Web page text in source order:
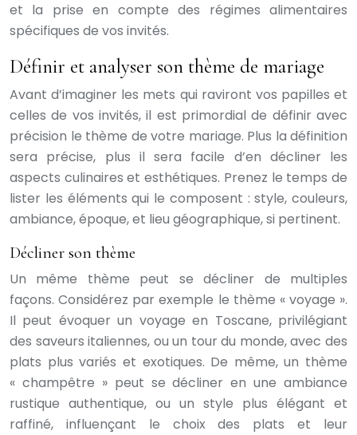
et la prise en compte des régimes alimentaires
spécifiques de vos invités.
Définir et analyser son thème de mariage
Avant d’imaginer les mets qui raviront vos papilles et
celles de vos invités, il est primordial de définir avec
précision le thème de votre mariage. Plus la définition
sera précise, plus il sera facile d’en décliner les
aspects culinaires et esthétiques. Prenez le temps de
lister les éléments qui le composent : style, couleurs,
ambiance, époque, et lieu géographique, si pertinent.
Décliner son thème
Un même thème peut se décliner de multiples
façons. Considérez par exemple le thème « voyage ».
Il peut évoquer un voyage en Toscane, privilégiant
des saveurs italiennes, ou un tour du monde, avec des
plats plus variés et exotiques. De même, un thème
« champêtre » peut se décliner en une ambiance
rustique authentique, ou un style plus élégant et
raffiné, influençant le choix des plats et leur